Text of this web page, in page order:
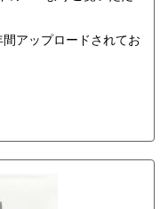
アップロードされてお